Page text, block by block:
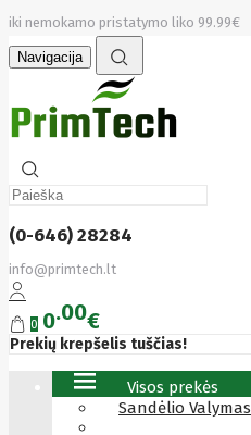
iki nemokamo pristatymo liko 99.99€
Navigacija
(0-646) 28284
info@primtech.lt
0 0 00€
Prekių krepšelis tuščias!
Visos prekės
Sandėlio Valymas